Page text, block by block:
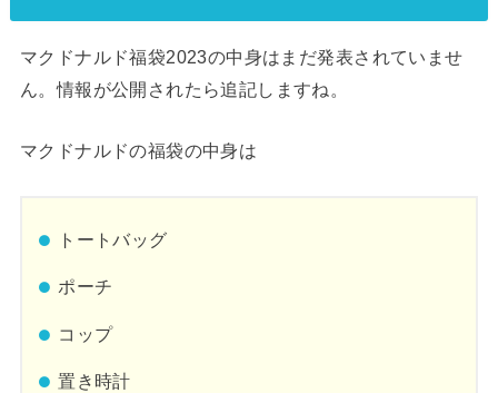
マクドナルド福袋2023の中身はまだ発表されていませ
ん。情報が公開されたら追記しますね。
マクドナルドの福袋の中身は
トートバッグ
ポーチ
コップ
置き時計